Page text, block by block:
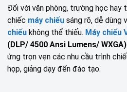
Đối với văn phòng, trường học hay
chiếc máy chiếu sáng rõ, dễ dùng
chiếu không thể thiếu. Máy chiếu
(DLP/ 4500 Ansi Lumens/ WXGA)
ứng trọn vẹn các nhu cầu trình
họp, giảng dạy đến đào tạo.